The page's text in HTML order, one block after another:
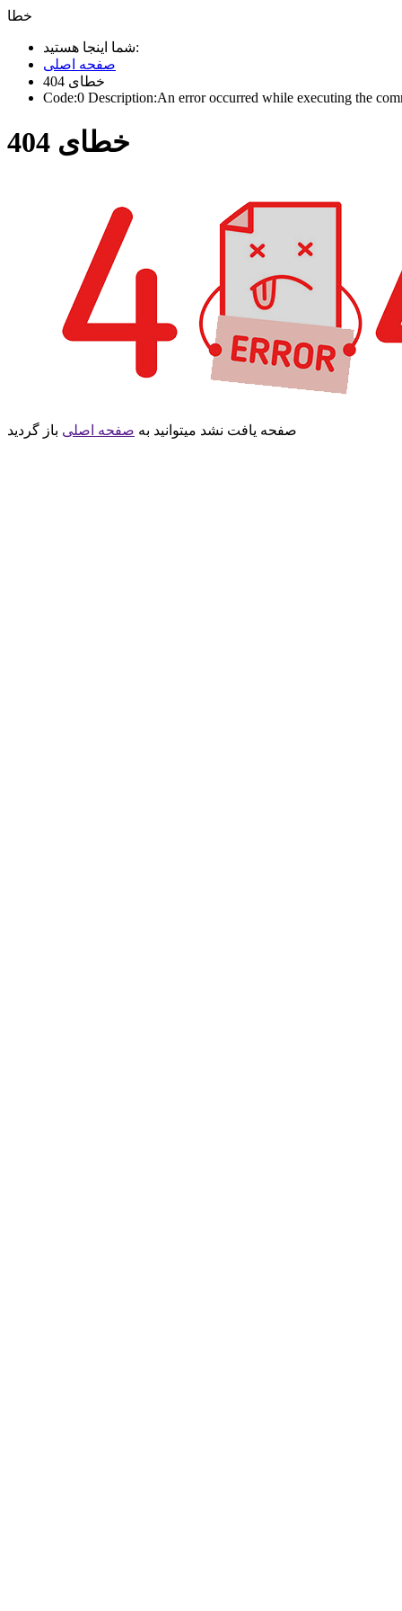
خطا
شما اینجا هستید:
صفحه اصلی
خطای 404
Code:0 Description:An error occurred while executing the
خطای 404
صفحه یافت نشد میتوانید به صفحه اصلی باز گردید